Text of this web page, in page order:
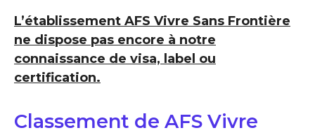
L’établissement AFS Vivre Sans Frontière
ne dispose pas encore à notre
connaissance de visa, label ou
certification.
Classement de AFS Vivre